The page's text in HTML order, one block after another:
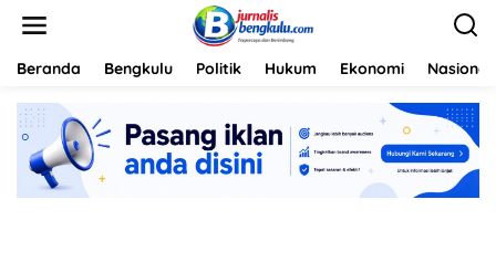
Beranda Bengkulu Politik Hukum Ekonomi Nasional